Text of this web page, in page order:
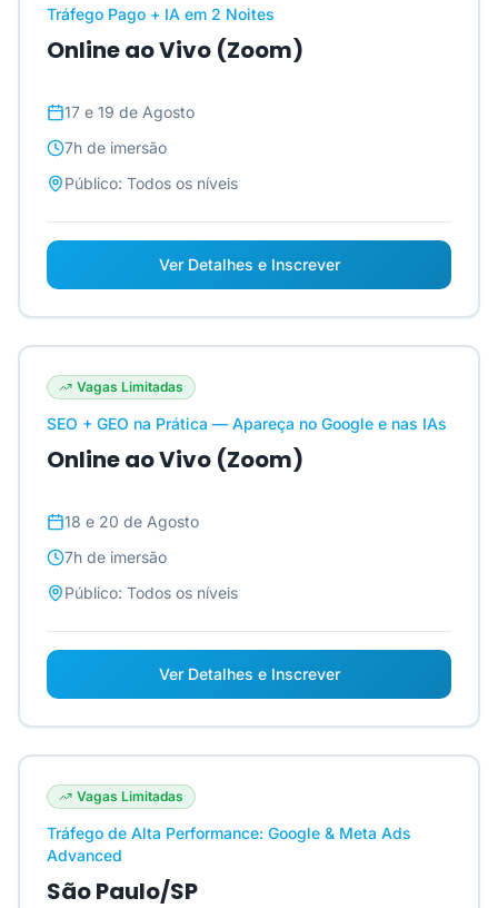
Tráfego Pago + IA em 2 Noites
Online ao Vivo (Zoom)
17 e 19 de Agosto
7h de imersão
Público: Todos os níveis
Ver Detalhes e Inscrever
Vagas Limitadas
SEO + GEO na Prática — Apareça no Google e nas IAs
Online ao Vivo (Zoom)
18 e 20 de Agosto
7h de imersão
Público: Todos os níveis
Ver Detalhes e Inscrever
Vagas Limitadas
Tráfego de Alta Performance: Google & Meta Ads
Advanced
São Paulo/SP